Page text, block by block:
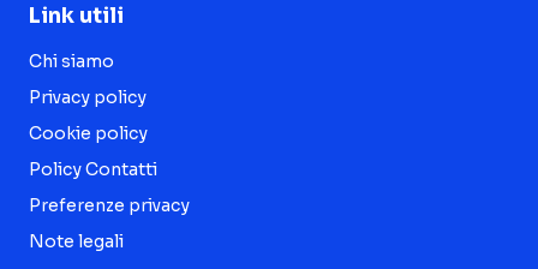
Link utili
Chi siamo
Privacy policy
Cookie policy
Policy Contatti
Preferenze privacy
Note legali